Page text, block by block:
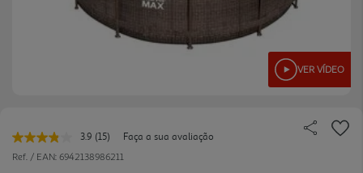
VER VÍDEO
3.9 Leu
15
(15)
Faça a sua avaliação
Ref. / EAN: 6942138986211